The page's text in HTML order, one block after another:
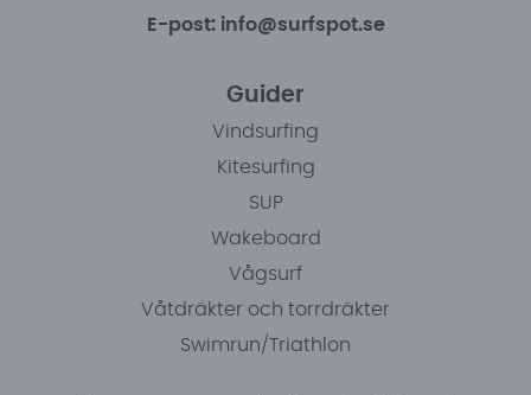
E-post: info@surfspot.se
Guider
Vindsurfing
Kitesurfing
SUP
Wakeboard
Vågsurf
Våtdräkter och torrdräkter
Swimrun/Triathlon